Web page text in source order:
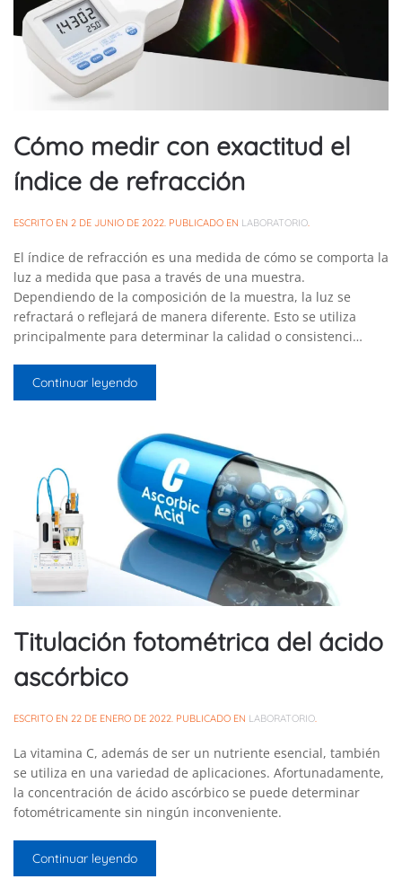
Cómo medir con exactitud el
índice de refracción
ESCRITO EN 2 DE JUNIO DE 2022 . PUBLICADO EN LABORATORIO
El índice de refracción es una medida de cómo se comporta la
luz a medida que pasa a través de una muestra.
Dependiendo de la composición de la muestra, la luz se
refractará o reflejará de manera diferente. Esto se utiliza
principalmente para determinar la calidad o consistenci…
Continuar leyendo
Titulación fotométrica del ácido
ascórbico
ESCRITO EN 22 DE ENERO DE 2022 . PUBLICADO EN LABORATORIO
La vitamina C, además de ser un nutriente esencial, también
se utiliza en una variedad de aplicaciones. Afortunadamente,
la concentración de ácido ascórbico se puede determinar
fotométricamente sin ningún inconveniente.
Continuar leyendo